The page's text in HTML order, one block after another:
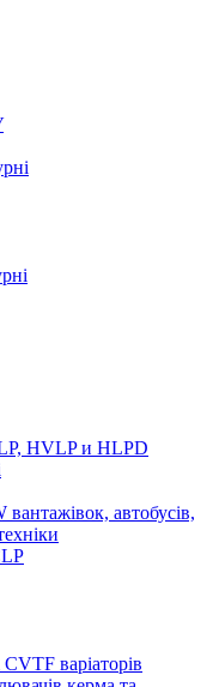
HVLP и HLPD
автобусів,
варіаторів